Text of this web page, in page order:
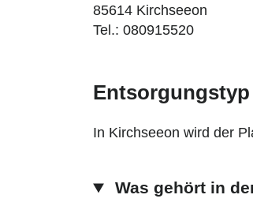
85614 Kirchseeon
Tel.: 080915520
Entsorgungstyp
In Kirchseeon wird der
Was gehört in